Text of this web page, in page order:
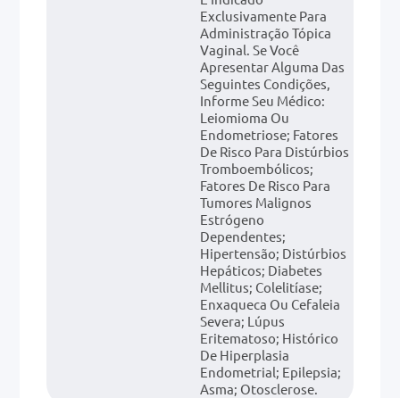
Exclusivamente Para
Administração Tópica
Vaginal. Se Você
Apresentar Alguma Das
Seguintes Condições,
Informe Seu Médico:
Leiomioma Ou
Endometriose; Fatores
De Risco Para Distúrbios
Tromboembólicos;
Fatores De Risco Para
Tumores Malignos
Estrógeno
Dependentes;
Hipertensão; Distúrbios
Hepáticos; Diabetes
Mellitus; Colelitíase;
Enxaqueca Ou Cefaleia
Severa; Lúpus
Eritematoso; Histórico
De Hiperplasia
Endometrial; Epilepsia;
Asma; Otosclerose.